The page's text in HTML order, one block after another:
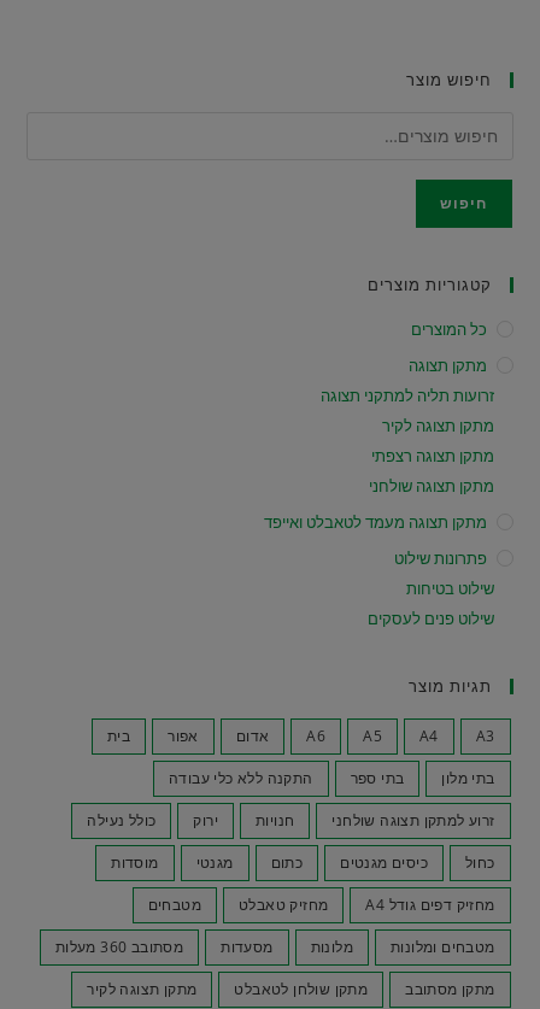
חיפוש מוצר
חיפוש
קטגוריות מוצרים
כל המוצרים
מתקן תצוגה
זרועות תליה למתקני תצוגה
מתקן תצוגה לקיר
מתקן תצוגה רצפתי
מתקן תצוגה שולחני
מתקן תצוגה מעמד לטאבלט ואייפד
פתרונות שילוט
שילוט בטיחות
שילוט פנים לעסקים
תגיות מוצר
A3
A4
A5
A6 אדום אפור בית
בתי מלון בתי ספר התקנה ללא כלי עבודה
זרוע למתקן תצוגה שולחני חנויות ירוק כולל נעילה
כחול כיסים מגנטים כתום מגנטי מוסדות
מחזיק דפים גודל A4 מחזיק טאבלט מטבחים
מטבחים ומלונות מלונות מסעדות מסתובב 360 מעלות
מתקן מסתובב מתקן שולחן לטאבלט מתקן תצוגה לקיר